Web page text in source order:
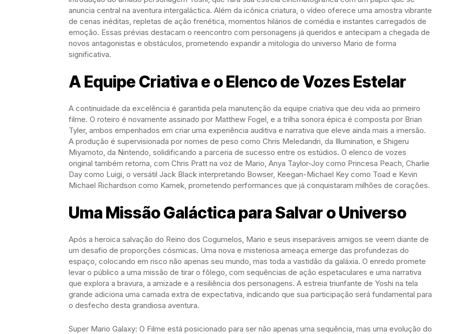
anuncia central na aventura intergaláctica. Além da icônica criatura, o vídeo oferece uma amostra vibrante
de cenas inéditas, repletas de ação frenética, momentos hilários de comédia e instantes carregados de
emoção. Essas prévias destacam o reencontro com personagens já queridos e antecipam a chegada de
novos antagonistas e obstáculos, prometendo expandir a mitologia do universo Mario de forma
significativa.
A Equipe Criativa e o Elenco de Vozes Estelar
A continuidade da excelência é garantida pela manutenção da equipe criativa que deu vida ao primeiro
filme. O roteiro é novamente assinado por Matthew Fogel, e a trilha sonora épica é composta por Brian
Tyler, ambos empenhados em criar uma experiência auditiva e narrativa que eleve ainda mais a imersão.
A produção é supervisionada por nomes de peso como Chris Meledandri, da Illumination, e Shigeru
Miyamoto, da Nintendo, solidificando a parceria de sucesso entre os estúdios. O elenco de vozes
original também retorna, com Chris Pratt na voz de Mario, Anya Taylor-Joy como Princesa Peach, Charlie
Day como Luigi, o versátil Jack Black interpretando Bowser, Keegan-Michael Key como Toad e Kevin
Michael Richardson como Kamek, prometendo performances que já conquistaram milhões de corações.
Uma Missão Galáctica para Salvar o Universo
Após a heroica salvação do Reino dos Cogumelos, Mario e seus inseparáveis amigos se veem diante de
um desafio de proporções cósmicas. Uma nova e misteriosa ameaça emerge das profundezas do
espaço, colocando em risco não apenas seu mundo, mas toda a vastidão da galáxia. O enredo promete
levar o público a uma missão de tirar o fôlego, com sequências de ação espetaculares e uma narrativa
que explora a bravura, a amizade e a resiliência dos personagens. A estreia triunfante de Yoshi na tela
grande adiciona uma camada extra de expectativa, indicando que sua participação será fundamental para
o desfecho desta grandiosa aventura.
Super Mario Galaxy: O Filme está posicionado para ser não apenas uma sequência, mas uma evolução do